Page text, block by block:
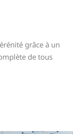
grâce à un
de tous